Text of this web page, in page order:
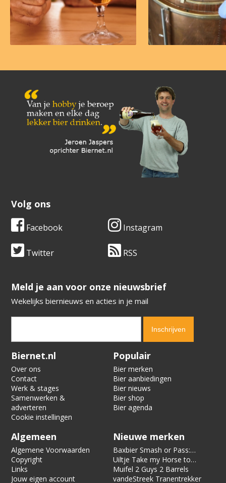
Volg ons
Facebook Instagram
Twitter RSS
​​​​​​​Meld je aan voor onze nieuwsbrief
Wekelijks biernieuws en acties in je mail
Verification code:
Biernet.nl
Over ons
Contact
Werk & stages
Samenwerken &
adverteren
Cookie instellingen
Populair
Bier merken
Bier aanbiedingen
Bier nieuws
Bier shop
Bier agenda
Algemeen
Algemene Voorwaarden
Copyright
Links
Jouw eigen account
Nieuwe merken
Baxbier Smash or Pass:
Strata
Uiltje Take my Horse to
the Hotel Room
Muifel 2 Guys 2 Barrels
vandeStreek Tranentrekker